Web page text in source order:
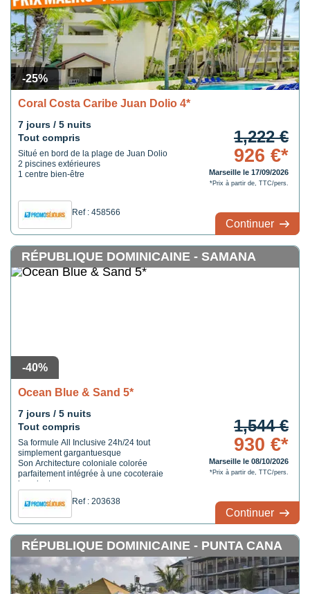
-25%
Coral Costa Caribe Juan Dolio 4*
7 jours / 5 nuits
Tout compris
Situé en bord de la plage de Juan Dolio
2 piscines extérieures
1 centre bien-être
Ref : 458566
1,222 €
926 €*
Marseille le 17/09/2026
*Prix à partir de, TTC/pers.
Continuer
-40%
RÉPUBLIQUE DOMINICAINE - SAMANA
Ocean Blue & Sand 5*
7 jours / 5 nuits
Tout compris
Sa formule All Inclusive 24h/24 tout
simplement gargantuesque
Son Architecture coloniale colorée
parfaitement intégrée à une cocoteraie
luxuriante
famille
Ref : 203638
1,544 €
930 €*
Marseille le 08/10/2026
*Prix à partir de, TTC/pers.
Continuer
RÉPUBLIQUE DOMINICAINE - PUNTA CANA